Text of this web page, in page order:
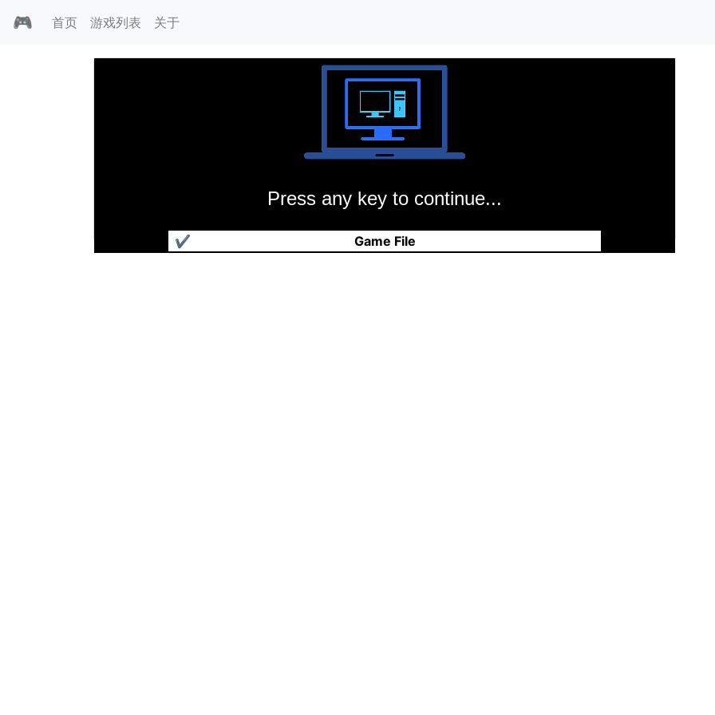
🎮 首页 游戏列表 关于
Press any key to continue...
Game File
✔